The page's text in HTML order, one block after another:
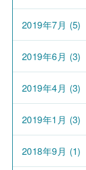
2019年7月 (5)
2019年6月 (3)
2019年4月 (3)
2019年1月 (3)
2018年9月 (1)